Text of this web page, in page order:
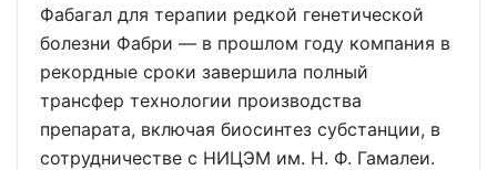
Фабагал для терапии редкой генетической
болезни Фабри — в прошлом году компания в
рекордные сроки завершила полный
трансфер технологии производства
препарата, включая биосинтез субстанции, в
сотрудничестве с НИЦЭМ им. Н. Ф. Гамалеи.